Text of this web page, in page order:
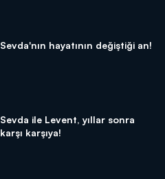
Sevda'nın hayatının değiştiği an!
Sevda ile Levent, yıllar sonra
karşı karşıya!